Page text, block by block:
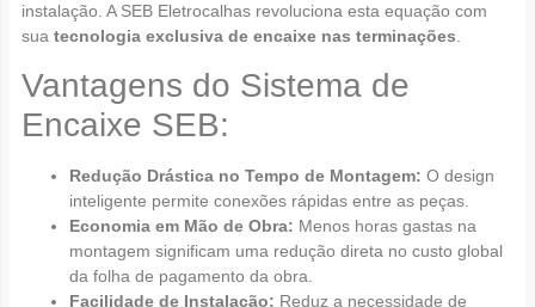
instalação. A SEB Eletrocalhas revoluciona esta equação com
sua tecnologia exclusiva de encaixe nas terminações
Vantagens do Sistema de
Encaixe SEB:
Redução Drástica no Tempo de Montagem: O design
inteligente permite conexões rápidas entre as peças.
Economia em Mão de Obra: Menos horas gastas na
montagem significam uma redução direta no custo global
da folha de pagamento da obra.
Facilidade de Instalação: Reduz a necessidade de